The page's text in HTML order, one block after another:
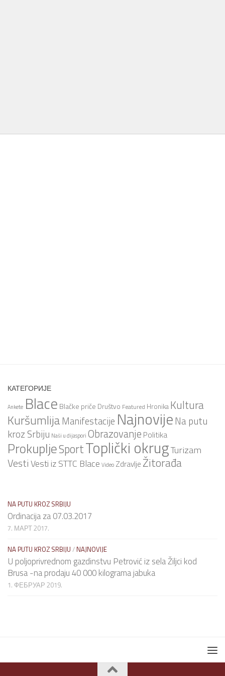
КАТЕГОРИЈЕ
Ankete Blace Blačke priče Društvo Featured Hronika Kultura
KuršumlijaManifestacije NajnovijeNa putu
kroz Srbiju Naši u dijaspori Obrazovanje Politika
ProkupljeSportToplički okrugTurizam
VestiVesti iz STTC Blace Video Zdravlje Žitorađa
NA PUTU KROZ SRBIJU
Ordinacija za 07.03.2017
7. МАРТ 2017.
NA PUTU KROZ SRBIJU / NAJNOVIJE
U poljoprivrednom gazdinstvu Petrović iz sela Žiljci kod
Brusa -na prodaju 40 000 kilograma jabuka
1. ФЕБРУАР 2019.